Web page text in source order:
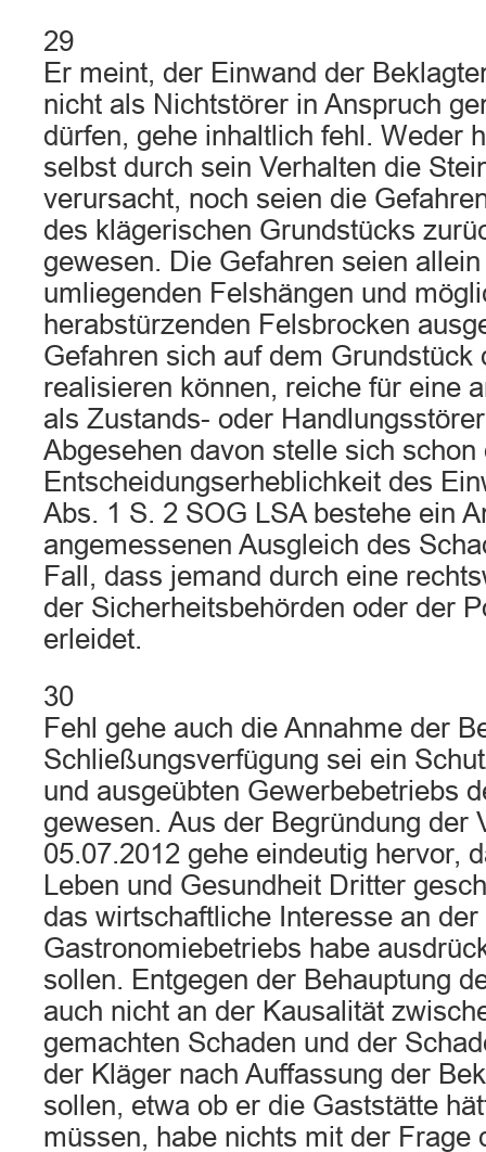
29
Er meint, der Einwand der
nicht als Nichtstörer in Anspruch
dürfen, gehe inhaltlich fehl. Weder
selbst durch sein Verhalten die
verursacht, noch seien die
des klägerischen Grundstücks
gewesen. Die Gefahren seien
umliegenden Felshängen und
herabstürzenden Felsbrocken
Gefahren sich auf dem Grundstück
realisieren können, reiche für eine
als Zustands- oder
Abgesehen davon stelle sich
Entscheidungserheblichkeit des
Abs. 1 S. 2 SOG LSA bestehe ein
angemessenen Ausgleich des
Fall, dass jemand durch eine
der Sicherheitsbehörden oder der
erleidet.
30
Fehl gehe auch die Annahme der
Schließungsverfügung sei ein
und ausgeübten Gewerbebetriebs
gewesen. Aus der Begründung der
05.07.2012 gehe eindeutig hervor,
Leben und Gesundheit Dritter
das wirtschaftliche Interesse an
Gastronomiebetriebs habe
sollen. Entgegen der Behauptung
auch nicht an der Kausalität
gemachten Schaden und der
der Kläger nach Auffassung der
sollen, etwa ob er die Gaststätte
müssen, habe nichts mit der Frage